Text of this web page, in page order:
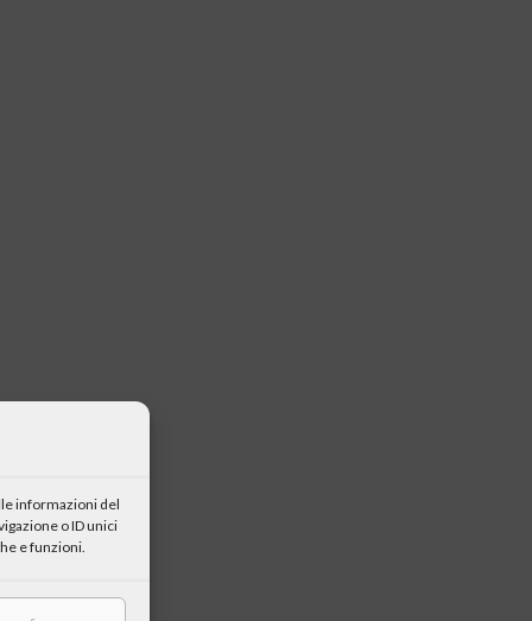
informazioni del
o ID unici
e funzioni.